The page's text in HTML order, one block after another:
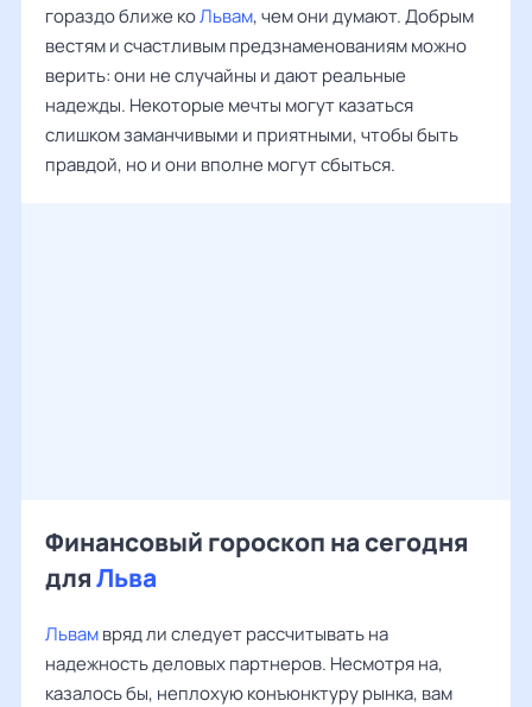
гораздо ближе коЛьвам, чем они думают. Добрым
вестям и счастливым предзнаменованиям можно
верить: они не случайны и дают реальные
надежды. Некоторые мечты могут казаться
слишком заманчивыми и приятными, чтобы быть
правдой, но и они вполне могут сбыться.
Финансовый гороскоп на сегодня
дляЛьва
Львамвряд ли следует рассчитывать на
надежность деловых партнеров. Несмотря на,
казалось бы, неплохую конъюнктуру рынка, вам